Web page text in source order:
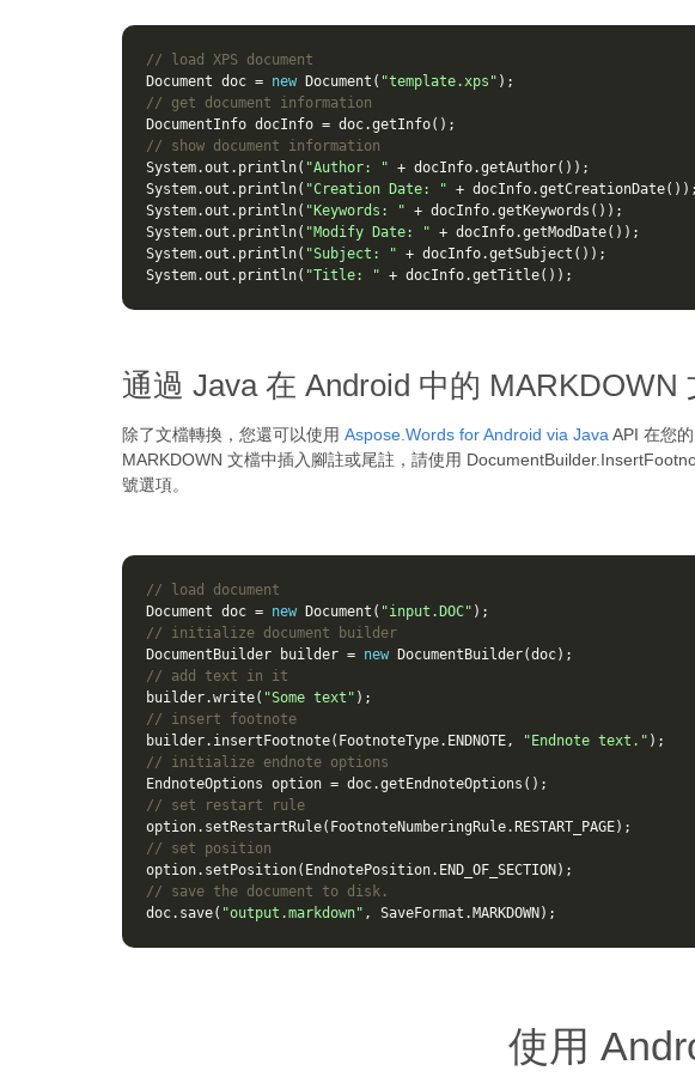
// load XPS document
Document doc = new Document ( "template.xps" );
// get document information
DocumentInfo docInfo = doc.getInfo();
// show document information
System.out . println( "Author: " + docInfo.getAuthor());
System.out . println( "Creation Date: " + docInfo.getCreationDate());
System.out . println( "Keywords: " + docInfo.getKeywords ());
System.out . println( "Modify Date: " + docInfo.getModDate());
System.out . println( "Subject: " + docInfo.getSubject ());
System.out . println( "Title: " + docInfo.getTitle());
通過 Java 在 Android 中的 MARKDOWN
除了文檔轉換，您還可以使用 Aspose.Words for Android via Java API 在您
MARKDOWN 文檔中插入腳註或尾註，請使用
號選項。
// load document
Document doc = new Document ( "input.DOC" );
// initialize document builder
DocumentBuilder
builder = new DocumentBuilder(doc);
// add text in it
builder.write( "Some text" );
// insert footnote
builder. insertFootnote( FootnoteType. ENDNOTE, "Endnote text." );
// initialize endnote options
EndnoteOptions option = doc.getEndnoteOptions ();
// set restart rule
option. setRestartRule( FootnoteNumberingRule. RESTART_PAGE);
// set position
option. setPosition( EndnotePosition. END_OF_SECTION );
// save the document to disk.
doc. save( "output.markdown" , SaveFormat . MARKDOWN );
使用